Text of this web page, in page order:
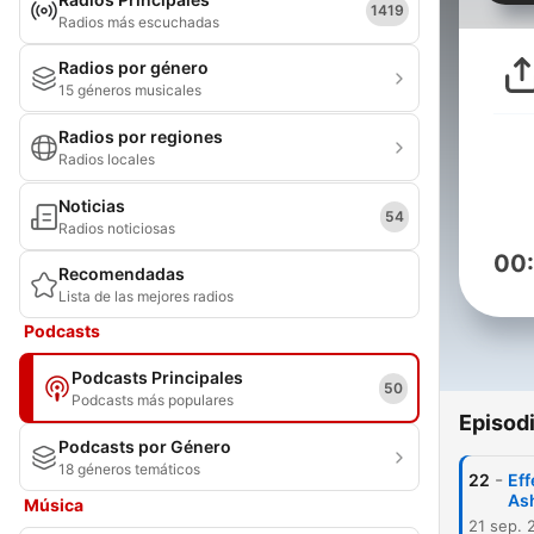
Radios más escuchadas
1419
Radios por género
15 géneros musicales
Radios por regiones
Radios locales
Noticias
Radios noticiosas
54
Recomendadas
Lista de las mejores radios
Podcasts
Podcasts Principales
Podcasts más populares
50
Podcasts por Género
18 géneros temáticos
Música
22 -
21 sep.